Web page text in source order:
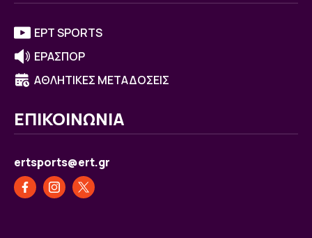
ΕΡΤ SPORTS
ΕΡΑΣΠΟΡ
ΑΘΛΗΤΙΚΕΣ ΜΕΤΑΔΟΣΕΙΣ
ΕΠΙΚΟΙΝΩΝΙΑ
ertsports@ert.gr